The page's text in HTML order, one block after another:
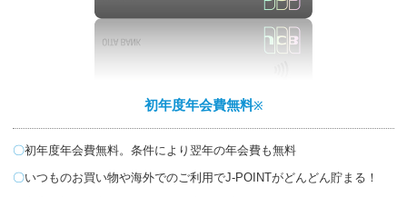
初年度年会費無料※
初年度年会費無料。条件により翌年の年会費も無料
いつものお買い物や海外でのご利用でJ-POINTがどんどん貯まる！